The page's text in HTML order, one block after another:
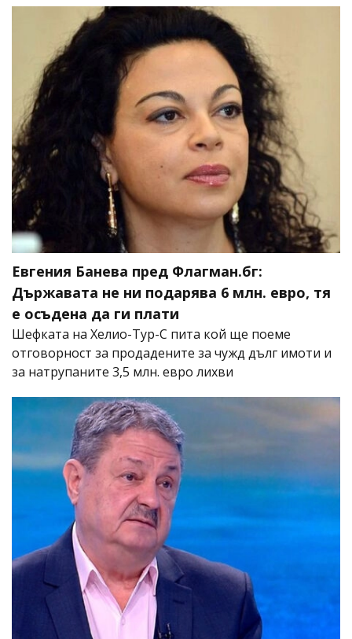
Евгения Банева пред Флагман.бг:
Държавата не ни подарява 6 млн. евро, тя
е осъдена да ги плати
Шефката на Хелио-Тур-С пита кой ще поеме
отговорност за продадените за чужд дълг имоти и
за натрупаните 3,5 млн. евро лихви